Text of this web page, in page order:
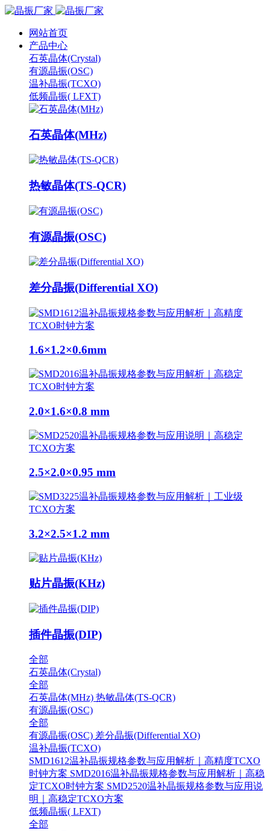
网站首页
产品中心
石英晶体(Crystal)
有源晶振(OSC)
温补晶振(TCXO)
低频晶振( LFXT)
石英晶体(MHz)
热敏晶体(TS-QCR)
有源晶振(OSC)
差分晶振(Differential XO)
1.6×1.2×0.6mm
2.0×1.6×0.8 mm
2.5×2.0×0.95 mm
3.2×2.5×1.2 mm
贴片晶振(KHz)
插件晶振(DIP)
全部
石英晶体(Crystal)
全部
石英晶体(MHz) 热敏晶体(TS-QCR)
有源晶振(OSC)
全部
有源晶振(OSC) 差分晶振(Differential XO)
温补晶振(TCXO)
SMD1612温补晶振规格参数与应用解析｜高精度TCXO
时钟方案 SMD2016温补晶振规格参数与应用解析｜高稳
定TCXO时钟方案 SMD2520温补晶振规格参数与应用说
明｜高稳定TCXO方案
低频晶振( LFXT)
全部